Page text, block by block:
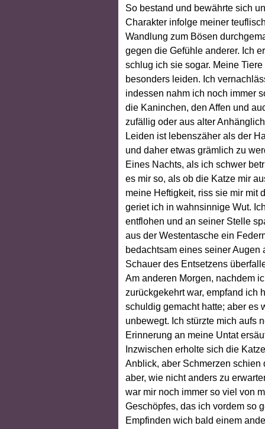
So bestand und bewährte sich
Charakter infolge meiner
Wandlung zum Bösen
gegen die Gefühle anderer. Ich
schlug ich sie sogar. Meine
besonders leiden. Ich
indessen nahm ich noch immer
die Kaninchen, den Affen und
zufällig oder aus alter
Leiden ist lebenszäher als der
und daher etwas grämlich zu
Eines Nachts, als ich schwer
es mir so, als ob die Katze mir
meine Heftigkeit, riss sie mir mit
geriet ich in wahnsinnige Wut.
entflohen und an seiner Stelle
aus der Westentasche ein
bedachtsam eines seiner
Schauer des Entsetzens
Am anderen Morgen, nachdem
zurückgekehrt war, empfand ich
schuldig gemacht hatte; aber es
unbewegt. Ich stürzte mich aufs
Erinnerung an meine Untat
Inzwischen erholte sich die
Anblick, aber Schmerzen schien
aber, wie nicht anders zu
war mir noch immer so viel von
Geschöpfes, das ich vordem so
Empfinden wich bald einem